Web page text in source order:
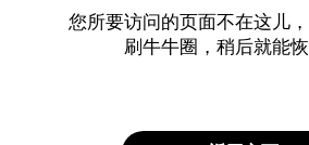
您所要访问的页面不在这儿
刷牛牛圈，稍后就能